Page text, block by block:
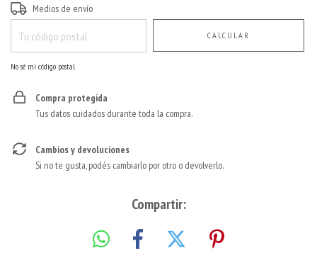
Entregas para el CP:
Medios de envío
CALCULAR
No sé mi código postal
Compra protegida
Tus datos cuidados durante toda la compra.
Cambios y devoluciones
Si no te gusta, podés cambiarlo por otro o devolverlo.
Compartir: